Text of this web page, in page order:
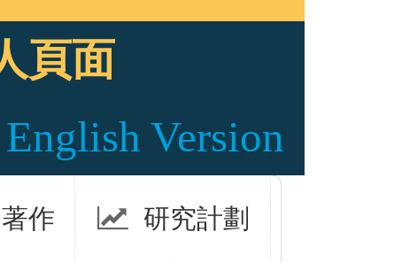
頁面
English Version
著作 研究計劃